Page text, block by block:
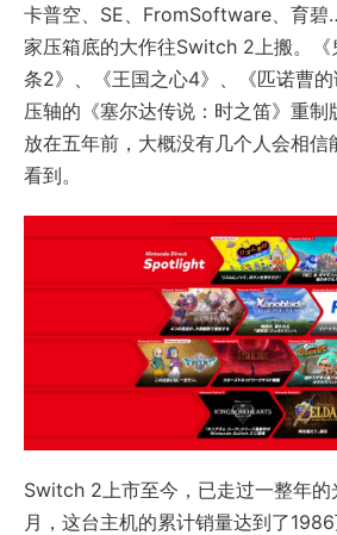
卡普空、SE、FromSoftware、育
家压箱底的大作往Switch 2上搬。
条2》、《王国之心4》、《匹诺曹
压轴的《塞尔达传说：时之笛》重
放在五年前，大概没有几个人会相信
看到。
Switch 2上市至今，已走过一整年
月，这台主机的累计销量达到了